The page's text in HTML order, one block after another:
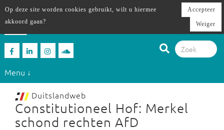
Menu ↓
Duitslandweb
Constitutioneel Hof: Merkel
schond rechten AfD
Op deze site worden cookies gebruikt, wilt u hiermee
akkoord gaan?
Accepteer
Weiger